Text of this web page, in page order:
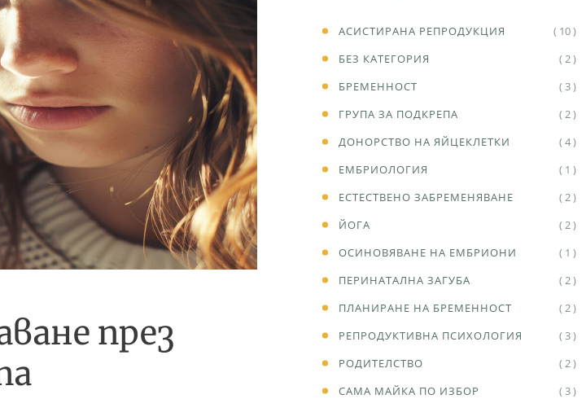
през
АСИСТИРАНА РЕПРОДУКЦИЯ
( 10 )
БЕЗ КАТЕГОРИЯ
( 2 )
БРЕМЕННОСТ
( 3 )
ГРУПА ЗА ПОДКРЕПА
( 2 )
ДОНОРСТВО НА ЯЙЦЕКЛЕТКИ
( 4 )
ЕМБРИОЛОГИЯ
( 1 )
ЕСТЕСТВЕНО ЗАБРЕМЕНЯВАНЕ
( 2 )
ЙОГА
( 2 )
ОСИНОВЯВАНЕ НА ЕМБРИОНИ
( 1 )
ПЕРИНАТАЛНА ЗАГУБА
( 2 )
ПЛАНИРАНЕ НА БРЕМЕННОСТ
( 2 )
РЕПРОДУКТИВНА ПСИХОЛОГИЯ
( 3 )
РОДИТЕЛСТВО
( 2 )
САМА МАЙКА ПО ИЗБОР
( 3 )